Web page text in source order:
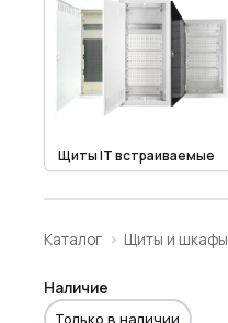
Щиты IT встраиваемые
Каталог Щиты и шкафы
Наличие
Только в наличии